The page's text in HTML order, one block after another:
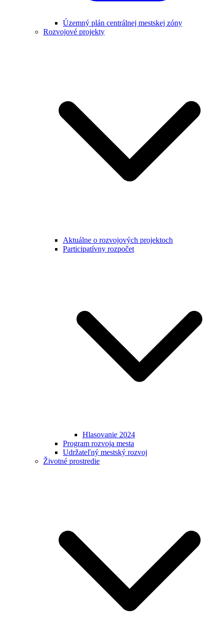
Územný plán centrálnej mestskej zóny
Rozvojové projekty
Aktuálne o rozvojových projektoch
Participatívny rozpočet
Hlasovanie 2024
Program rozvoja mesta
Udržateľný mestský rozvoj
Životné prostredie